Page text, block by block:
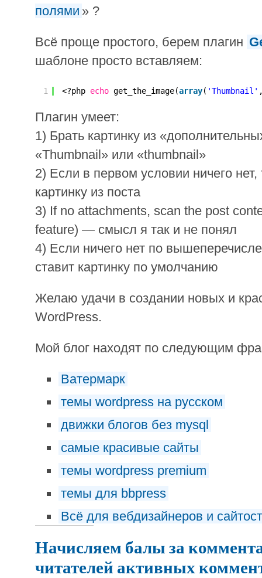
полями » ?
Всё проще простого, берем плагин
шаблоне просто вставляем:
1 <?php echo get_the_image(array( 'Thumbnail'
Плагин умеет:
1) Брать картинку из
«Thumbnail» или «thumbnail»
2) Если в первом условии ничего
картинку из поста
3) If no attachments, scan the post
feature) — смысл я так и не понял
4) Если ничего нет по
ставит картинку по умолчанию
Желаю удачи в создании новых и
WordPress.
Мой блог находят по следующим
Ватермарк
темы wordpress на русском
движки блогов без mysql
самые красивые сайты
темы wordpress premium
темы для bbpress
Всё для вебдизайнеров и
Начисляем балы за
читателей активных